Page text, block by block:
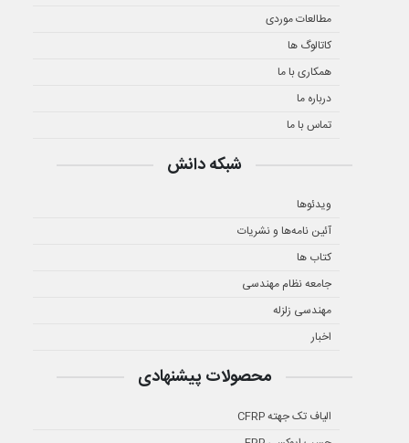
مطالعات موردی
کاتالوگ ها
همکاری با ما
درباره ما
تماس با ما
شبکه دانش
ویدئوها
آئین نامه‌ها و نشریات
کتاب ها
جامعه نظام مهندسی
مهندسی زلزله
اخبار
محصولات پیشنهادی
الیاف تک جهته CFRP